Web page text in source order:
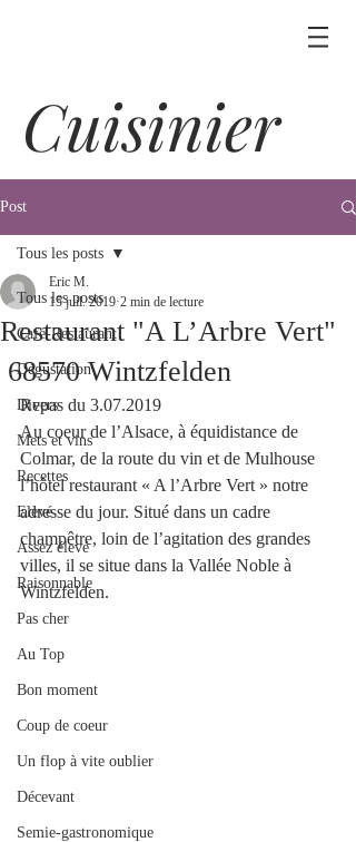
Cuisinier
Post
Tous les posts
Café-Restaurant
Dégustation
Divers
Mets et vins
Recettes
Elevé
Assez élevé
Raisonnable
Pas cher
Au Top
Bon moment
Coup de coeur
Un flop à vite oublier
Décevant
Semie-gastronomique
Tous les posts
Restaurant "A L’Arbre Vert"
68570 Wintzfelden
Eric M.
15 juil. 2019 2 min de lecture
Repas du 3.07.2019
Au coeur de l’Alsace, à équidistance de
Colmar, de la route du vin et de Mulhouse
l’hôtel restaurant « A l’Arbre Vert » notre
adresse du jour. Situé dans un cadre
champêtre, loin de l’agitation des grandes
villes, il se situe dans la Vallée Noble à
Wintzfelden.